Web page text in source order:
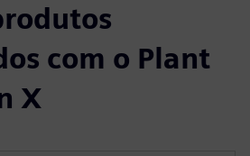
com o Plant
X